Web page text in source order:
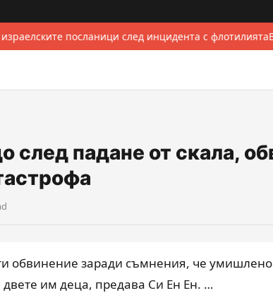
посланици след инцидента с флотилията
след падане от скала,
обвинение заради съмнения, че
двете им деца, предава Си Ен Ен. …